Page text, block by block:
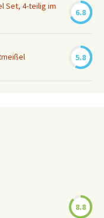
Set, 4-teilig im
6.8
5.8
8.8